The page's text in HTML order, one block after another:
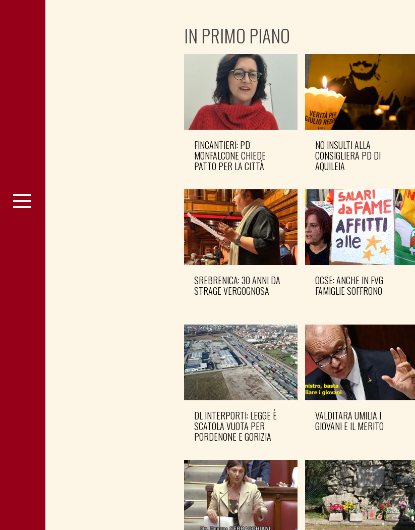
IN PRIMO PIANO
FINCANTIERI: PD
MONFALCONE CHIEDE
PATTO PER LA CITTÀ
NO INSULTI ALLA
CONSIGLIERA PD DI
AQUILEIA
SREBRENICA: 30 ANNI DA
STRAGE VERGOGNOSA
OCSE: ANCHE IN FVG
FAMIGLIE SOFFRONO
DL INTERPORTI: LEGGE È
SCATOLA VUOTA PER
PORDENONE E GORIZIA
VALDITARA UMILIA I
GIOVANI E IL MERITO